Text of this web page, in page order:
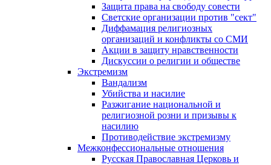
Защита права на свободу совести
Светские организации против "сект"
Диффамация религиозных
организаций и конфликты со СМИ
Акции в защиту нравственности
Дискуссии о религии и обществе
Экстремизм
Вандализм
Убийства и насилие
Разжигание национальной и
религиозной розни и призывы к
насилию
Противодействие экстремизму
Межконфессиональные отношения
Русская Православная Церковь и